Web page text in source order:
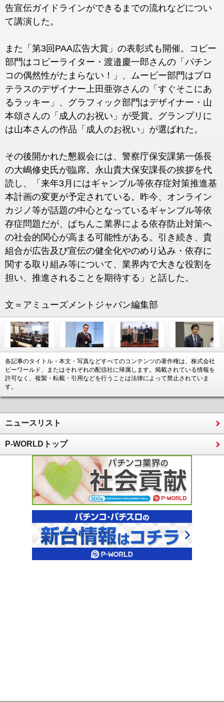
告宣伝ガイドラインができるまでの流れなどについ
て講演した。
また「第3回PAA広告大賞」の表彰式も開催。コピー
部門はコピーライター・渡邉慶一郎さんの「パチン
コの偶然性がたまらない！」、ムービー部門はプロ
テラスのデザイナー上田亜弥さんの「すぐそこにあ
るラッキー」、グラフィック部門はデザイナー・山
本頌さんの「成人のお祝い」が受賞。グランプリに
は山本さんの作品「成人のお祝い」が選ばれた。
その後開かれた懇親会には、警察庁保安課第一係長
の大嶋修史氏が臨席。永山貴大保安課長の挨拶を代
読し、「来年3月にはギャンブル等依存症対策推進基
本計画の変更が予定されている。昨今、オンライン
カジノ等が話題の中心となっているギャンブル等依
存症問題だが、ぱちんこ業界による依存防止対策へ
の社会的関心が高まる可能性がある。引き続き、貴
組合が広告及び宣伝の健全化やのめり込み・依存に
関する取り組み等について、業界内で大きな役割を
担い、推進されることを期待する」と話した。
文＝アミューズメントジャパン編集部
各記事のタイトル・本文・写真などすべてのコンテンツの著作権は、株式会社
ピーワールド、またはそれぞれの配信社に帰属します。掲載されている情報を
許可なく、複製・転載・引用などを行うことは法律によって禁止されていま
す。
ニュースリスト
P-WORLDトップ